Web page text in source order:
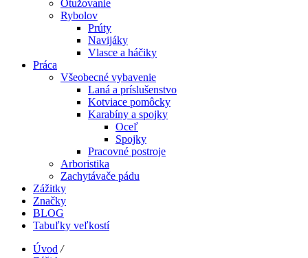
Otužovanie
Rybolov
Prúty
Navijáky
Vlasce a háčiky
Práca
Všeobecné vybavenie
Laná a príslušenstvo
Kotviace pomôcky
Karabíny a spojky
Oceľ
Spojky
Pracovné postroje
Arboristika
Zachytávače pádu
Zážitky
Značky
BLOG
Tabuľky veľkostí
Úvod /